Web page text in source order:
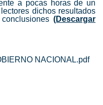
a pocas horas de un
dichos resultados
(Descargar
NACIONAL.pdf